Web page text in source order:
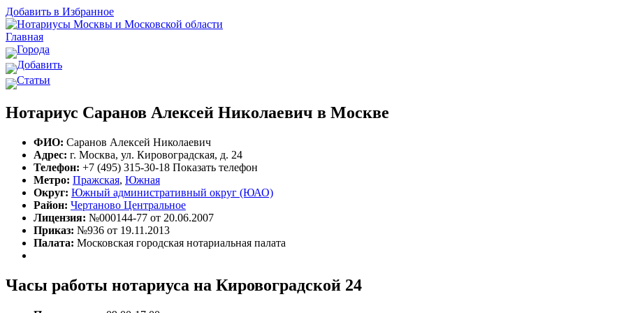
Добавить в Избранное
Главная
Города
Добавить
Статьи
Нотариус Саранов Алексей Николаевич в Москве
ФИО: Саранов Алексей Николаевич
Адрес: г. Москва, ул. Кировоградская, д. 24
Телефон: +7 (495) 315-30-18 Показать телефон
Метро: Пражская, Южная
Округ: Южный административный округ (ЮАО)
Район: Чертаново Центральное
Лицензия: №000144-77 от 20.06.2007
Приказ: №936 от 19.11.2013
Палата: Московская городская нотариальная палата
Часы работы нотариуса на Кировоградской 24